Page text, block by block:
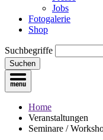
Jobs
Fotogalerie
Shop
Suchbegriffe
Suchen
Home
Veranstaltungen
Seminare /